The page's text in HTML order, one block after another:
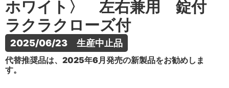
ホワイト〉 左右兼用 錠付
ラクラクローズ付
2025/06/23　生産中止品
代替推奨品は、2025年6月発売の新製品をお勧めしま
す。